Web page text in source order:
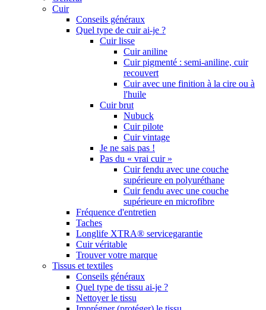
Cuir
Conseils généraux
Quel type de cuir ai-je ?
Cuir lisse
Cuir aniline
Cuir pigmenté : semi-aniline, cuir
recouvert
Cuir avec une finition à la cire ou à
l'huile
Cuir brut
Nubuck
Cuir pilote
Cuir vintage
Je ne sais pas !
Pas du « vrai cuir »
Cuir fendu avec une couche
supérieure en polyuréthane
Cuir fendu avec une couche
supérieure en microfibre
Fréquence d'entretien
Taches
Longlife XTRA® servicegarantie
Cuir véritable
Trouver votre marque
Tissus et textiles
Conseils généraux
Quel type de tissu ai-je ?
Nettoyer le tissu